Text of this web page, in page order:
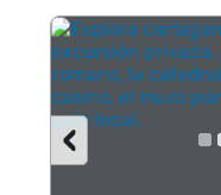
‹